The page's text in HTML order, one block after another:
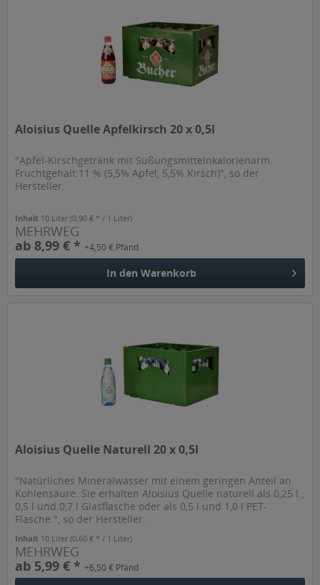
Aloisius Quelle Apfelkirsch 20 x 0,5l
"Apfel-Kirschgetränk mit Süßungsmittelnkalorienarm.
Fruchtgehalt:11 % (5,5% Apfel, 5,5% Kirsch)", so der
Hersteller.
Inhalt 10 Liter(0,90 € * / 1 Liter)
MEHRWEG
ab 8,99 € *+4,50 € Pfand
In den Warenkorb
Aloisius Quelle Naturell 20 x 0,5l
"Natürliches Mineralwasser mit einem geringen Anteil an
Kohlensäure. Sie erhalten Aloisius Quelle naturell als 0,25 l ,
0,5 l und 0,7 l Glasflasche oder als 0,5 l und 1,0 l PET-
Flasche.", so der Hersteller.
Inhalt 10 Liter(0,60 € * / 1 Liter)
MEHRWEG
ab 5,99 € *+6,50 € Pfand